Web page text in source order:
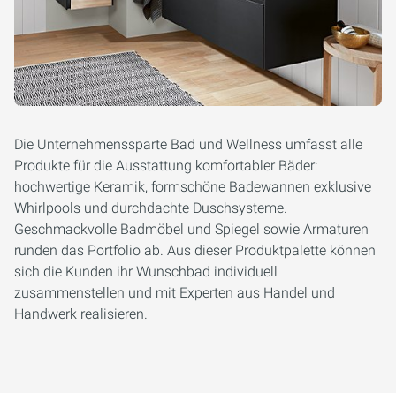
Die Unternehmenssparte Bad und Wellness umfasst alle
Produkte für die Ausstattung komfortabler Bäder:
hochwertige Keramik, formschöne Badewannen exklusive
Whirlpools und durchdachte Duschsysteme.
Geschmackvolle Badmöbel und Spiegel sowie Armaturen
runden das Portfolio ab. Aus dieser Produktpalette können
sich die Kunden ihr Wunschbad individuell
zusammenstellen und mit Experten aus Handel und
Handwerk realisieren.